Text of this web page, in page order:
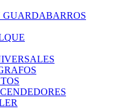
GUARDABARROS